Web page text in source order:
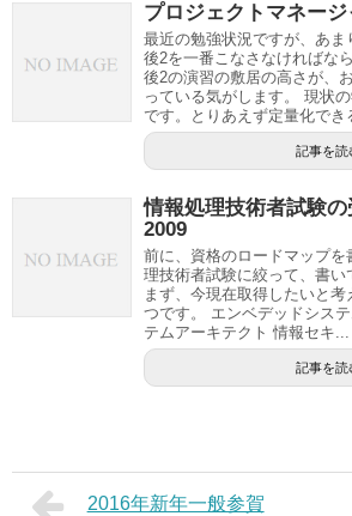
プロジェクトマネー
最近の勉強状況ですが、あ
後2を一番こなさなければな
後2の演習の敷居の高さが、
っている気がします。 現状
です。とりあえず定量化で
記事を読
情報処理技術者試験
2009
前に、資格のロードマップ
理技術者試験に絞って、書い
まず、今現在取得したいと
つです。 エンベデッドシス
テムアーキテクト 情報セキ...
記事を読
2016年新年一般参賀